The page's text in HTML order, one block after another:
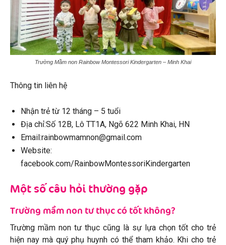
Trường Mầm non Rainbow Montessori Kindergarten – Minh Khai
Thông tin liên hệ
Nhận trẻ từ 12 tháng – 5 tuổi
Địa chỉ:Số 12B, Lô TT1A, Ngõ 622 Minh Khai, HN
Email:rainbowmamnon@gmail.com
Website:
facebook.com/RainbowMontessoriKindergarten
Một số câu hỏi thường gặp
Trường mầm non tư thục có tốt không?
Trường mầm non tư thục cũng là sự lựa chọn tốt cho trẻ
hiện nay mà quý phụ huynh có thể tham khảo. Khi cho trẻ